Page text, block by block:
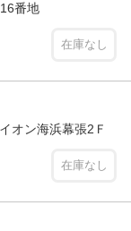
番地
在庫なし
ン海浜幕張2Ｆ
在庫なし